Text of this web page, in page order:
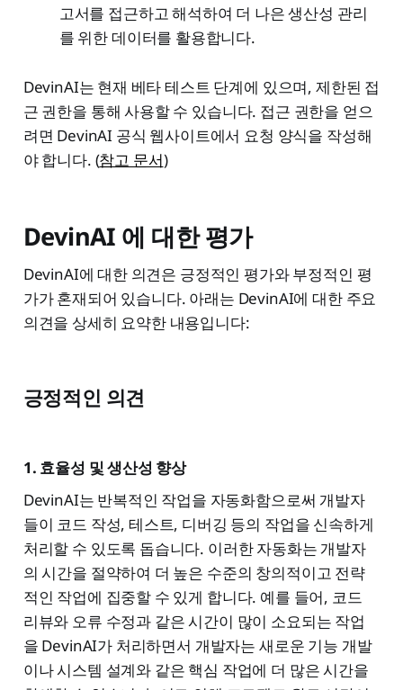
고서를 접근하고 해석하여 더 나은 생산성 관리
를 위한 데이터를 활용합니다.
DevinAI는 현재 베타 테스트 단계에 있으며, 제한된 접
근 권한을 통해 사용할 수 있습니다. 접근 권한을 얻으
려면 DevinAI 공식 웹사이트에서 요청 양식을 작성해
야 합니다. (참고 문서)
DevinAI 에 대한 평가
DevinAI에 대한 의견은 긍정적인 평가와 부정적인 평
가가 혼재되어 있습니다. 아래는 DevinAI에 대한 주요
의견을 상세히 요약한 내용입니다:
긍정적인 의견
1. 효율성 및 생산성 향상
DevinAI는 반복적인 작업을 자동화함으로써 개발자
들이 코드 작성, 테스트, 디버깅 등의 작업을 신속하게
처리할 수 있도록 돕습니다. 이러한 자동화는 개발자
의 시간을 절약하여 더 높은 수준의 창의적이고 전략
적인 작업에 집중할 수 있게 합니다. 예를 들어, 코드
리뷰와 오류 수정과 같은 시간이 많이 소요되는 작업
을 DevinAI가 처리하면서 개발자는 새로운 기능 개발
이나 시스템 설계와 같은 핵심 작업에 더 많은 시간을